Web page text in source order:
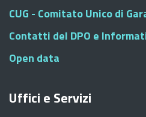
CUG - Comitato Unico di
Contatti del DPO e
Open data
Uffici e Servizi